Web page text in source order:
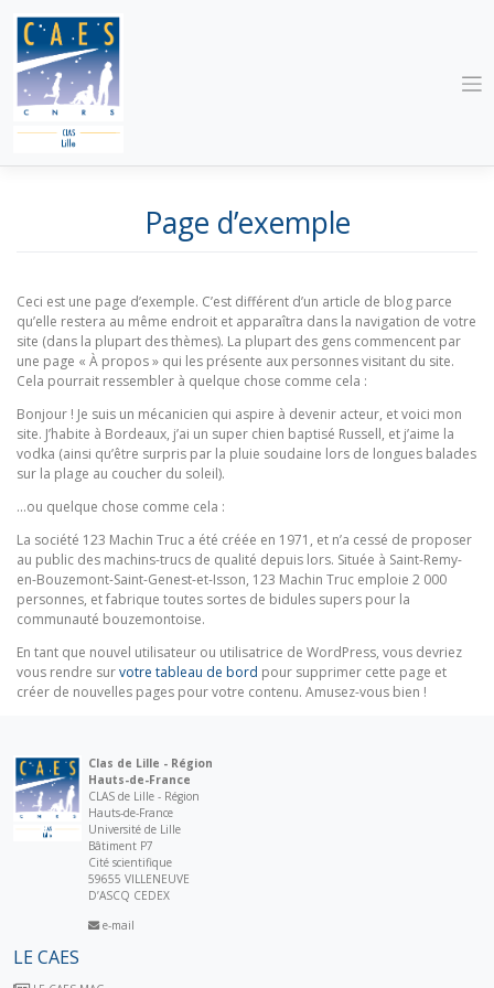
content
Page d’exemple
Ceci est une page d’exemple. C’est différent d’un article de blog parce
qu’elle restera au même endroit et apparaîtra dans la navigation de votre
site (dans la plupart des thèmes). La plupart des gens commencent par
une page « À propos » qui les présente aux personnes visitant du site.
Cela pourrait ressembler à quelque chose comme cela :
Bonjour ! Je suis un mécanicien qui aspire à devenir acteur, et voici mon
site. J’habite à Bordeaux, j’ai un super chien baptisé Russell, et j’aime la
vodka (ainsi qu’être surpris par la pluie soudaine lors de longues balades
sur la plage au coucher du soleil).
…ou quelque chose comme cela :
La société 123 Machin Truc a été créée en 1971, et n’a cessé de proposer
au public des machins-trucs de qualité depuis lors. Située à Saint-Remy-
en-Bouzemont-Saint-Genest-et-Isson, 123 Machin Truc emploie 2 000
personnes, et fabrique toutes sortes de bidules supers pour la
communauté bouzemontoise.
En tant que nouvel utilisateur ou utilisatrice de WordPress, vous devriez
vous rendre survotre tableau de bord pour supprimer cette page et
créer de nouvelles pages pour votre contenu. Amusez-vous bien !
Clas de Lille - Région
Hauts-de-France
CLAS de Lille - Région
Hauts-de-France
Université de Lille
Bâtiment P7
Cité scientifique
59655 VILLENEUVE
D’ASCQ CEDEX
e-mail
LE CAES